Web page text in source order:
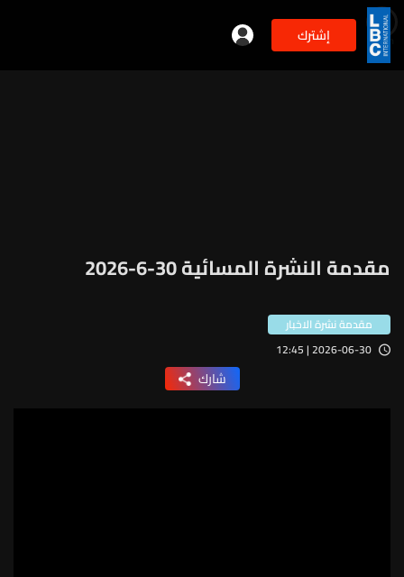
إشترك 2min
مقدمة النشرة المسائية 30-6-2026
مقدمة نشرة الاخبار
2026-06-30 | 12:45
شارك